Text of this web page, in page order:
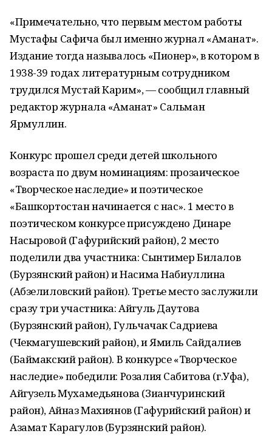
«Примечательно, что первым местом работы
Мустафы Сафича был именно журнал «Аманат».
Издание тогда называлось «Пионер», в котором в
1938-39 годах литературным сотрудником
трудился Мустай Карим», — сообщил главный
редактор журнала «Аманат» Сальман
Ярмуллин.
Конкурс прошел среди детей школьного
возраста по двум номинациям: прозаическое
«Творческое наследие» и поэтическое
«Башкортостан начинается с нас». 1 место в
поэтическом конкурсе присуждено Динаре
Насыровой (Гафурийский район), 2 место
поделили два участника: Сынтимер Билалов
(Бурзянский район) и Насима Набиуллина
(Абзелиловский район). Третье место заслужили
сразу три участника: Айгуль Даутова
(Бурзянский район), Гульчачак Садриева
(Чекмагушевский район), и Ямиль Сайдалиев
(Баймакский район). В конкурсе «Творческое
наследие» победили: Розалия Сабитова (г.Уфа),
Айгузель Мухамедьянова (Зианчуринский
район), Айназ Махиянов (Гафурийский район) и
Азамат Карагулов (Бурзянский район).